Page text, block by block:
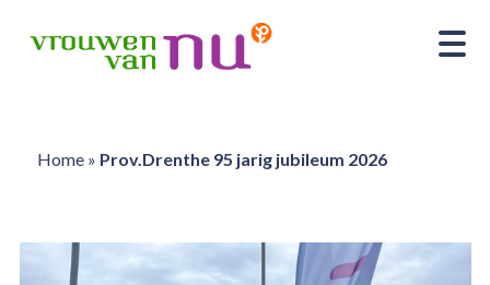
Home» Prov.Drenthe 95 jarig jubileum 2026